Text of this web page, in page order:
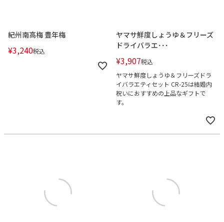
紀州南高梅 豊年梅
¥3,240税込
ヤマサ鮮度しょうゆ＆フリーズ
ドライバラエ･･･
¥3,907税込
ヤマサ鮮度しょうゆ＆フリーズドラ
イバラエティセット CR-25は結婚内
祝いにおすすめの上品なギフトで
す。